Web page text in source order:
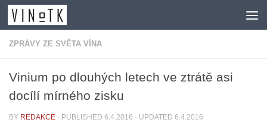
Skip to content
ZPRÁVY ZE SVĚTA VÍNA
Vinium po dlouhých letech ve ztrátě asi
docílí mírného zisku
BY REDAKCE · PUBLISHED 6.4.2016 · UPDATED 6.4.2016